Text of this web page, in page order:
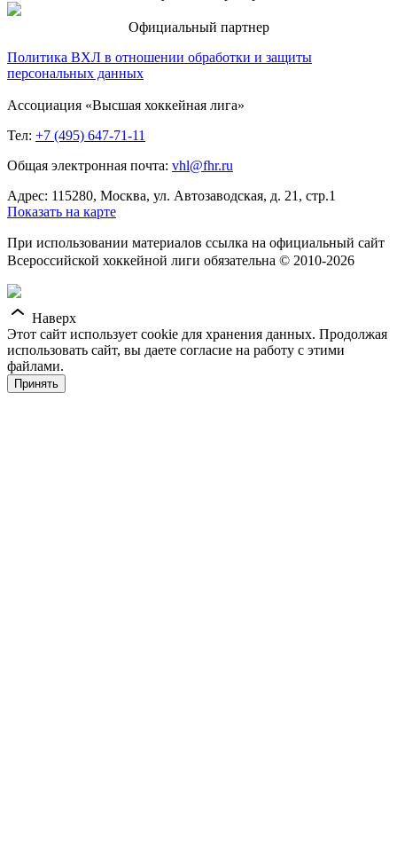
Официальный партнер
Политика ВХЛ в отношении обработки и защиты
персональных данных
Ассоциация «Высшая хоккейная лига»
Тел: +7 (495) 647-71-11
Общая электронная почта: vhl@fhr.ru
Адрес: 115280, Москва, ул. Автозаводская, д. 21, стр.1
Показать на карте
При использовании материалов ссылка на официальный сайт
Всероссийской хоккейной лиги обязательна © 2010-2026
Наверх
Этот сайт использует cookie для хранения данных. Продолжая
использовать сайт, вы даете согласие на работу с этими
файлами.
Принять